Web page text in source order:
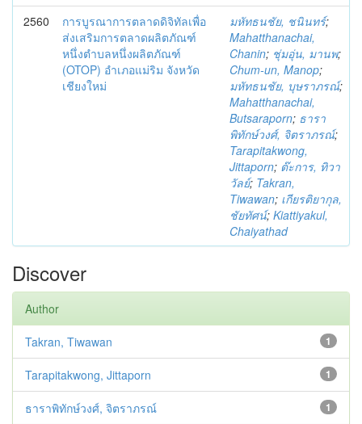
2560
การบูรณาการตลาดดิจิทัลเพื่อ
ส่งเสริมการตลาดผลิตภัณฑ์
หนึ่งตำบลหนึ่งผลิตภัณฑ์
(OTOP) อำเภอแม่ริม จังหวัด
เชียงใหม่
มหัทธนชัย, ชนินทร์;
Mahatthanachai,
Chanin; ชุ่มอุ่น, มานพ;
Chum-un, Manop;
มหัทธนชัย, บุษราภรณ์;
Mahatthanachai,
Butsaraporn; ธารา
พิทักษ์วงศ์, จิตราภรณ์;
Tarapitakwong,
Jittaporn; ต๊ะการ, ทิวา
วัลย์; Takran,
Tiwawan; เกียรติยากุล,
ชัยทัศน์; Kiattiyakul,
Chaiyathad
Discover
Author
1
Takran, Tiwawan
1
Tarapitakwong, Jittaporn
1
ธาราพิทักษ์วงศ์, จิตราภรณ์